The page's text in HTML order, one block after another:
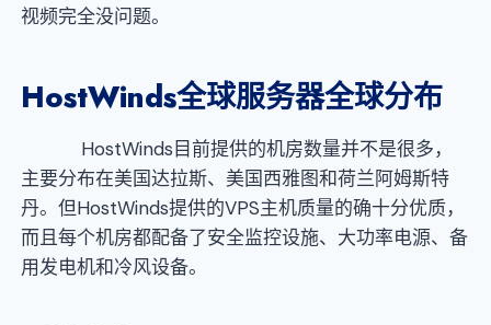
视频完全没问题。
HostWinds全球服务器全球分布
HostWinds目前提供的机房数量并不是很多，
主要分布在美国达拉斯、美国西雅图和荷兰阿姆斯特
丹。但HostWinds提供的VPS主机质量的确十分优质，
而且每个机房都配备了安全监控设施、大功率电源、备
用发电机和冷风设备。